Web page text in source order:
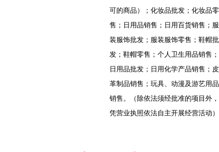
可的商品）；化妆品批发；化妆品零
售；日用品销售；日用百货销售；服
装服饰批发；服装服饰零售；鞋帽批
发；鞋帽零售；个人卫生用品销售；
日用品批发；日用化学产品销售；皮
革制品销售；玩具、动漫及游艺用品
销售。（除依法须经批准的项目外，
凭营业执照依法自主开展经营活动）